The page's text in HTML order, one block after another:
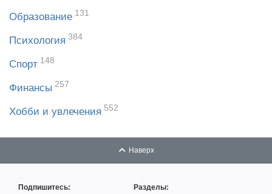
Образование 131
Психология 384
Спорт 148
Финансы 257
Хобби и увлечения 552
Наверх
Подпишитесь: Разделы: